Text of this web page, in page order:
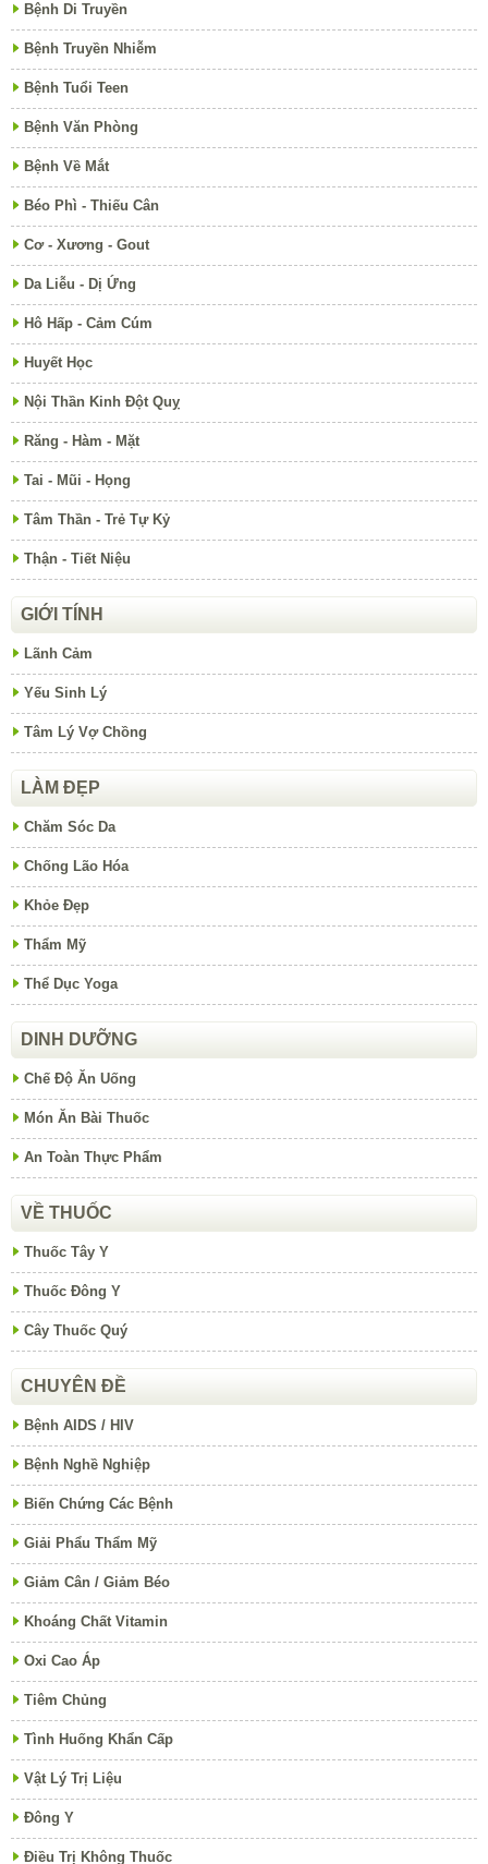
Bệnh Di Truyền
Bệnh Truyền Nhiễm
Bệnh Tuổi Teen
Bệnh Văn Phòng
Bệnh Về Mắt
Béo Phì - Thiếu Cân
Cơ - Xương - Gout
Da Liễu - Dị Ứng
Hô Hấp - Cảm Cúm
Huyết Học
Nội Thần Kinh Đột Quỵ
Răng - Hàm - Mặt
Tai - Mũi - Họng
Tâm Thần - Trẻ Tự Kỷ
Thận - Tiết Niệu
GIỚI TÍNH
Lãnh Cảm
Yếu Sinh Lý
Tâm Lý Vợ Chồng
LÀM ĐẸP
Chăm Sóc Da
Chống Lão Hóa
Khỏe Đẹp
Thẩm Mỹ
Thể Dục Yoga
DINH DƯỠNG
Chế Độ Ăn Uống
Món Ăn Bài Thuốc
An Toàn Thực Phẩm
VỀ THUỐC
Thuốc Tây Y
Thuốc Đông Y
Cây Thuốc Quý
CHUYÊN ĐỀ
Bệnh AIDS / HIV
Bệnh Nghề Nghiệp
Biến Chứng Các Bệnh
Giải Phẩu Thẩm Mỹ
Giảm Cân / Giảm Béo
Khoáng Chất Vitamin
Oxi Cao Áp
Tiêm Chủng
Tình Huống Khẩn Cấp
Vật Lý Trị Liệu
Đông Y
Điều Trị Không Thuốc